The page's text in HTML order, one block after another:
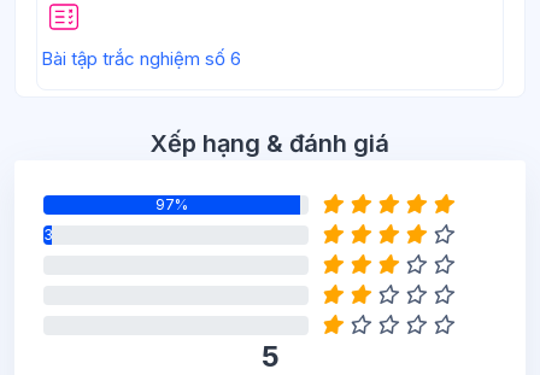
Bài tập trắc nghiệm số 6
Bỏ qua Xếp hạng & đánh giá
Xếp hạng & đánh giá
5
97%
3%